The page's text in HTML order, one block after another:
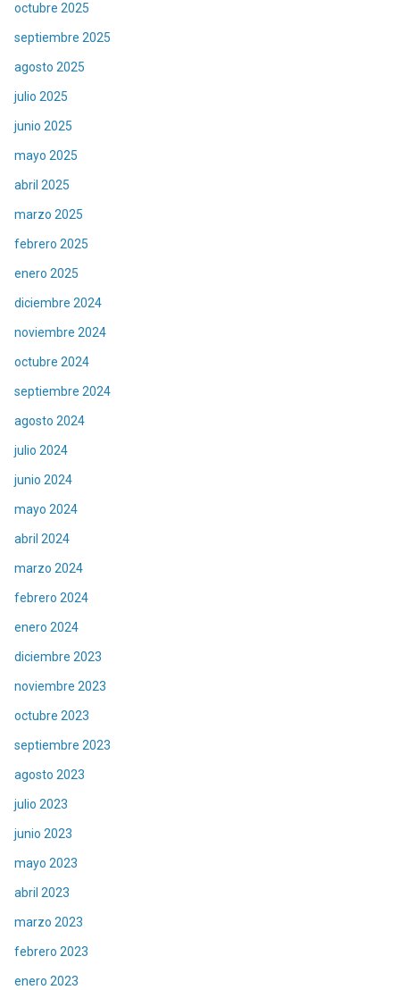
octubre 2025
septiembre 2025
agosto 2025
julio 2025
junio 2025
mayo 2025
abril 2025
marzo 2025
febrero 2025
enero 2025
diciembre 2024
noviembre 2024
octubre 2024
septiembre 2024
agosto 2024
julio 2024
junio 2024
mayo 2024
abril 2024
marzo 2024
febrero 2024
enero 2024
diciembre 2023
noviembre 2023
octubre 2023
septiembre 2023
agosto 2023
julio 2023
junio 2023
mayo 2023
abril 2023
marzo 2023
febrero 2023
enero 2023